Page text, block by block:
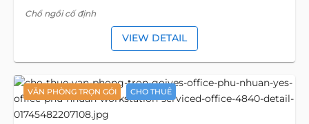
Chổ ngồi cố định
VIEW DETAIL
VĂN PHÒNG TRỌN GÓI CHO THUÊ